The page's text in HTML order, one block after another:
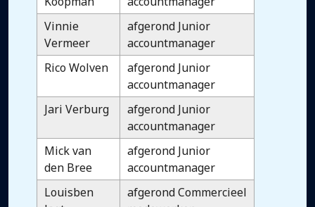
Vinnie
Vermeer
afgerond Junior
accountmanager
Rico Wolven
afgerond Junior
accountmanager
Jari Verburg
afgerond Junior
accountmanager
Mick van
den Bree
afgerond Junior
accountmanager
Louisben
afgerond Commercieel